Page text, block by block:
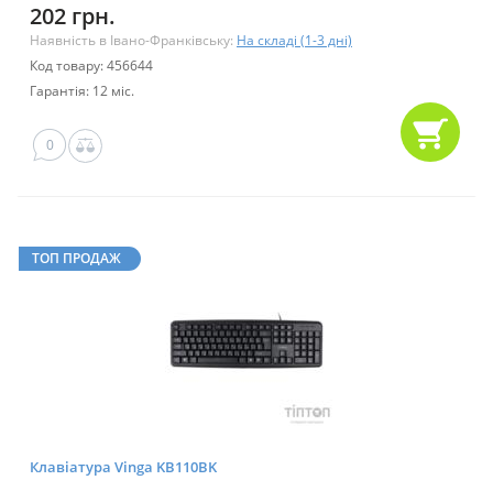
202 грн.
Наявність в Івано-Франківську: На складі (1-3 дні)
Код товару: 456644
Гарантія: 12 міс.
0
ТОП ПРОДАЖ
Клавіатура Vinga KB110BK